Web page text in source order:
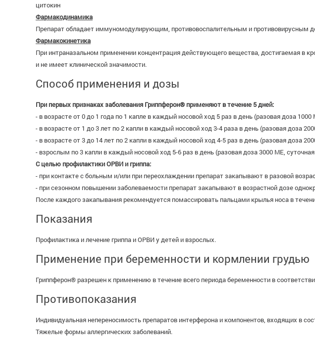
цитокин
Фармакодинамика
Препарат обладает иммуномодулирующим, противовоспалительным и противовирусным
Фармакокинетика
При интраназальном применении концентрация действующего вещества, достигаемая в
и не имеет клинической значимости.
Способ применения и дозы
При первых признаках заболевания Гриппферон® применяют в течение 5 дней:
- в возрасте от 0 до 1 года по 1 капле в каждый носовой ход 5 раз в день (разовая доза 1000
- в возрасте от 1 до 3 лет по 2 капли в каждый носовой ход 3-4 раза в день (разовая доза
- в возрасте от 3 до 14 лет по 2 капли в каждый носовой ход 4-5 раз в день (разовая доза
- взрослым по 3 капли в каждый носовой ход 5-6 раз в день (разовая доза 3000 ME,
С целью профилактики ОРВИ и гриппа:
- при контакте с больным и/или при переохлаждении препарат закапывают в разовой
- при сезонном повышении заболеваемости препарат закапывают в возрастной дозе
После каждого закапывания рекомендуется помассировать пальцами крылья носа в
Показания
Профилактика и лечение гриппа и ОРВИ у детей и взрослых.
Применение при беременности и кормлении грудью
Гриппферон® разрешен к применению в течение всего периода беременности в
Противопоказания
Индивидуальная непереносимость препаратов интерферона и компонентов, входящих в
Тяжелые формы аллергических заболеваний.